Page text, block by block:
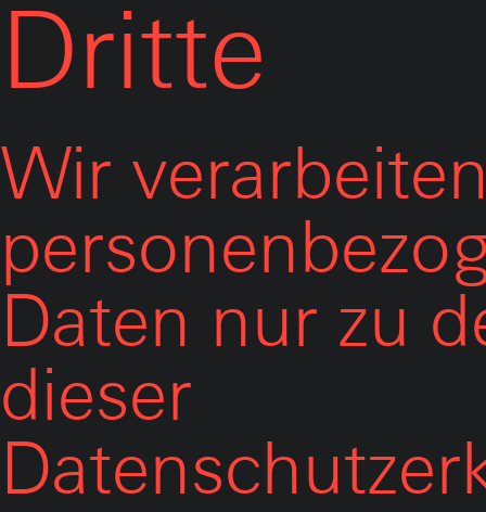
Dritte
Wir
Daten nur zu
dieser